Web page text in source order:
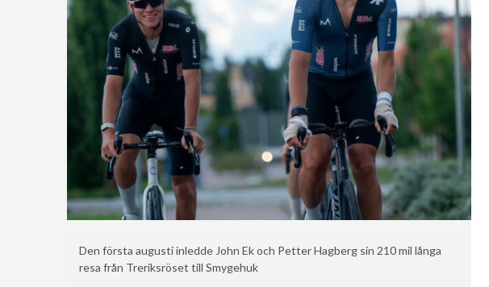
Den första augusti inledde John Ek och Petter Hagberg sin 210 mil långa
resa från Treriksröset till Smygehuk